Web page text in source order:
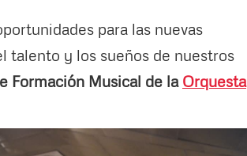
para las nuevas
talento y los sueños de nuestros
Formación Musical de la Orquesta